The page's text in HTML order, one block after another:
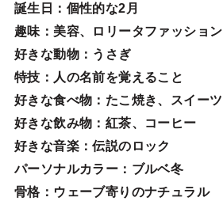
誕生日 ：個性的な2月
趣味 ：美容、ロリータファッション
好きな動物：うさぎ
特技 ：人の名前を覚えること
好きな食べ物 ：たこ焼き、スイーツ
好きな飲み物：紅茶、コーヒー
好きな音楽：伝説のロック
パーソナルカラー：ブルベ冬
骨格：ウェーブ寄りのナチュラル